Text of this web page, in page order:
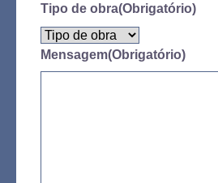
Tipo de obra(Obrigatório)
Mensagem(Obrigatório)